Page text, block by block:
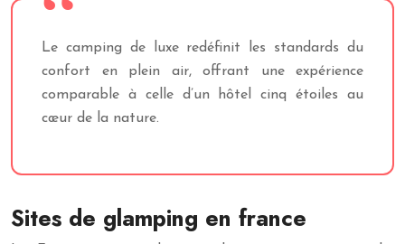
Le camping de luxe redéfinit les standards du
confort en plein air, offrant une expérience
comparable à celle d’un hôtel cinq étoiles au
cœur de la nature.
Sites de glamping en france